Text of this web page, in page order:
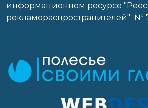
информационном ресурсе
рекламораспространителей" №